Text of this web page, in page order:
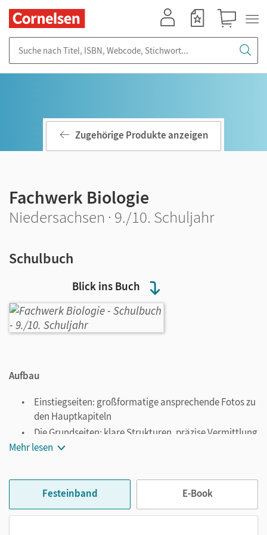
Blick ins Buch
Zugehörige Produkte anzeigen
Fachwerk Biologie
Niedersachsen · 9./10. Schuljahr
Schulbuch
Aufbau
Einstiegseiten: großformatige ansprechende Fotos zu
den Hauptkapiteln
Die Grundseiten: klare Strukturen, präzise Vermittlung
von Fachwissen, Merksätze für wichtige
Praxis-Seiten: zahlreiche Versuche, die die Schüler/-
innen aktiv einbeziehen
Mehr lesen
Festeinband E-Book